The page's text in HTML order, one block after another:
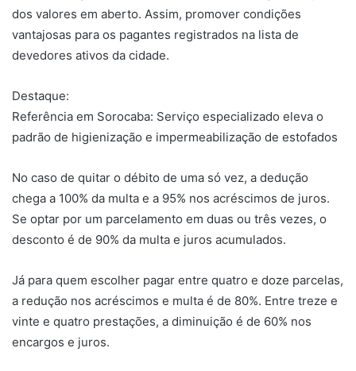
dos valores em aberto. Assim, promover condições
vantajosas para os pagantes registrados na lista de
devedores ativos da cidade.
Destaque:
Referência em Sorocaba: Serviço especializado eleva o
padrão de higienização e impermeabilização de estofados
No caso de quitar o débito de uma só vez, a dedução
chega a 100% da multa e a 95% nos acréscimos de juros.
Se optar por um parcelamento em duas ou três vezes, o
desconto é de 90% da multa e juros acumulados.
Já para quem escolher pagar entre quatro e doze parcelas,
a redução nos acréscimos e multa é de 80%. Entre treze e
vinte e quatro prestações, a diminuição é de 60% nos
encargos e juros.